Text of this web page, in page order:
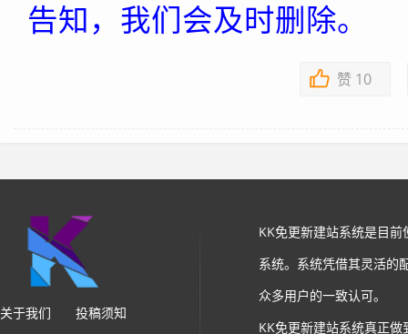
告知，我们会及时删除。
赞 10
关于我们
投稿须知
KK免更新建站系统是目
系统。系统凭借其灵活的
众多用户的一致认可。
KK免更新建站系统真正